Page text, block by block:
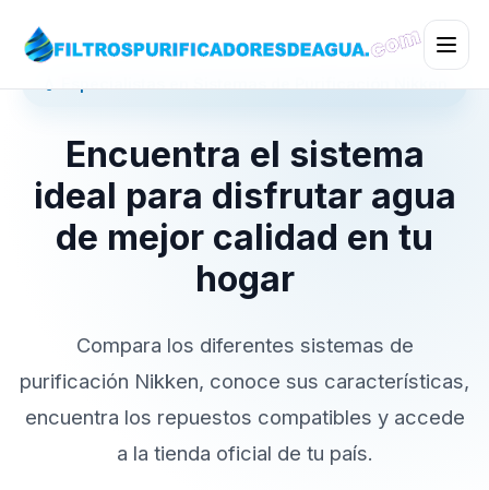
Encuentra el sistema
ideal para disfrutar agua
de mejor calidad en tu
hogar
Compara los diferentes sistemas de
purificación Nikken, conoce sus características,
encuentra los repuestos compatibles y accede
a la tienda oficial de tu país.